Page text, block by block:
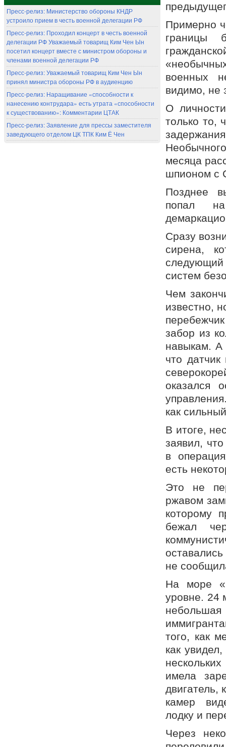
Пресс-релиз: Министерство обороны КНДР
устроило прием в честь военной делегации РФ
Пресс-релиз: Проходил концерт в честь военной
делегации РФ Уважаемый товарищ Ким Чен Ын
посетил концерт вместе с министром обороны и
членами военной делегации РФ
Пресс-релиз: Уважаемый товарищ Ким Чен Ын
принял министра обороны РФ в аудиенцию
Пресс-релиз: Наращивание «способности к
нанесению контрудара» есть утрата «способности
к существованию»: Комментарии ЦТАК
Пресс-релиз: Заявление для прессы заместителя
заведующего отделом ЦК ТПК Ким Ё Чен
Примерно
границы
военных
видимо, не
О
только то,
месяца
шпионом с
Позднее
попал
Сразу
сирена,
следующий
систем
Чем
известно,
забор из
навыкам. А
что
оказался
как
В итоге,
заявил,
в
есть
Это не
ржавом
которому
бежал
не
На море
уровне. 24
того, как
как
имела
двигатель,
камер
лодку и
Через